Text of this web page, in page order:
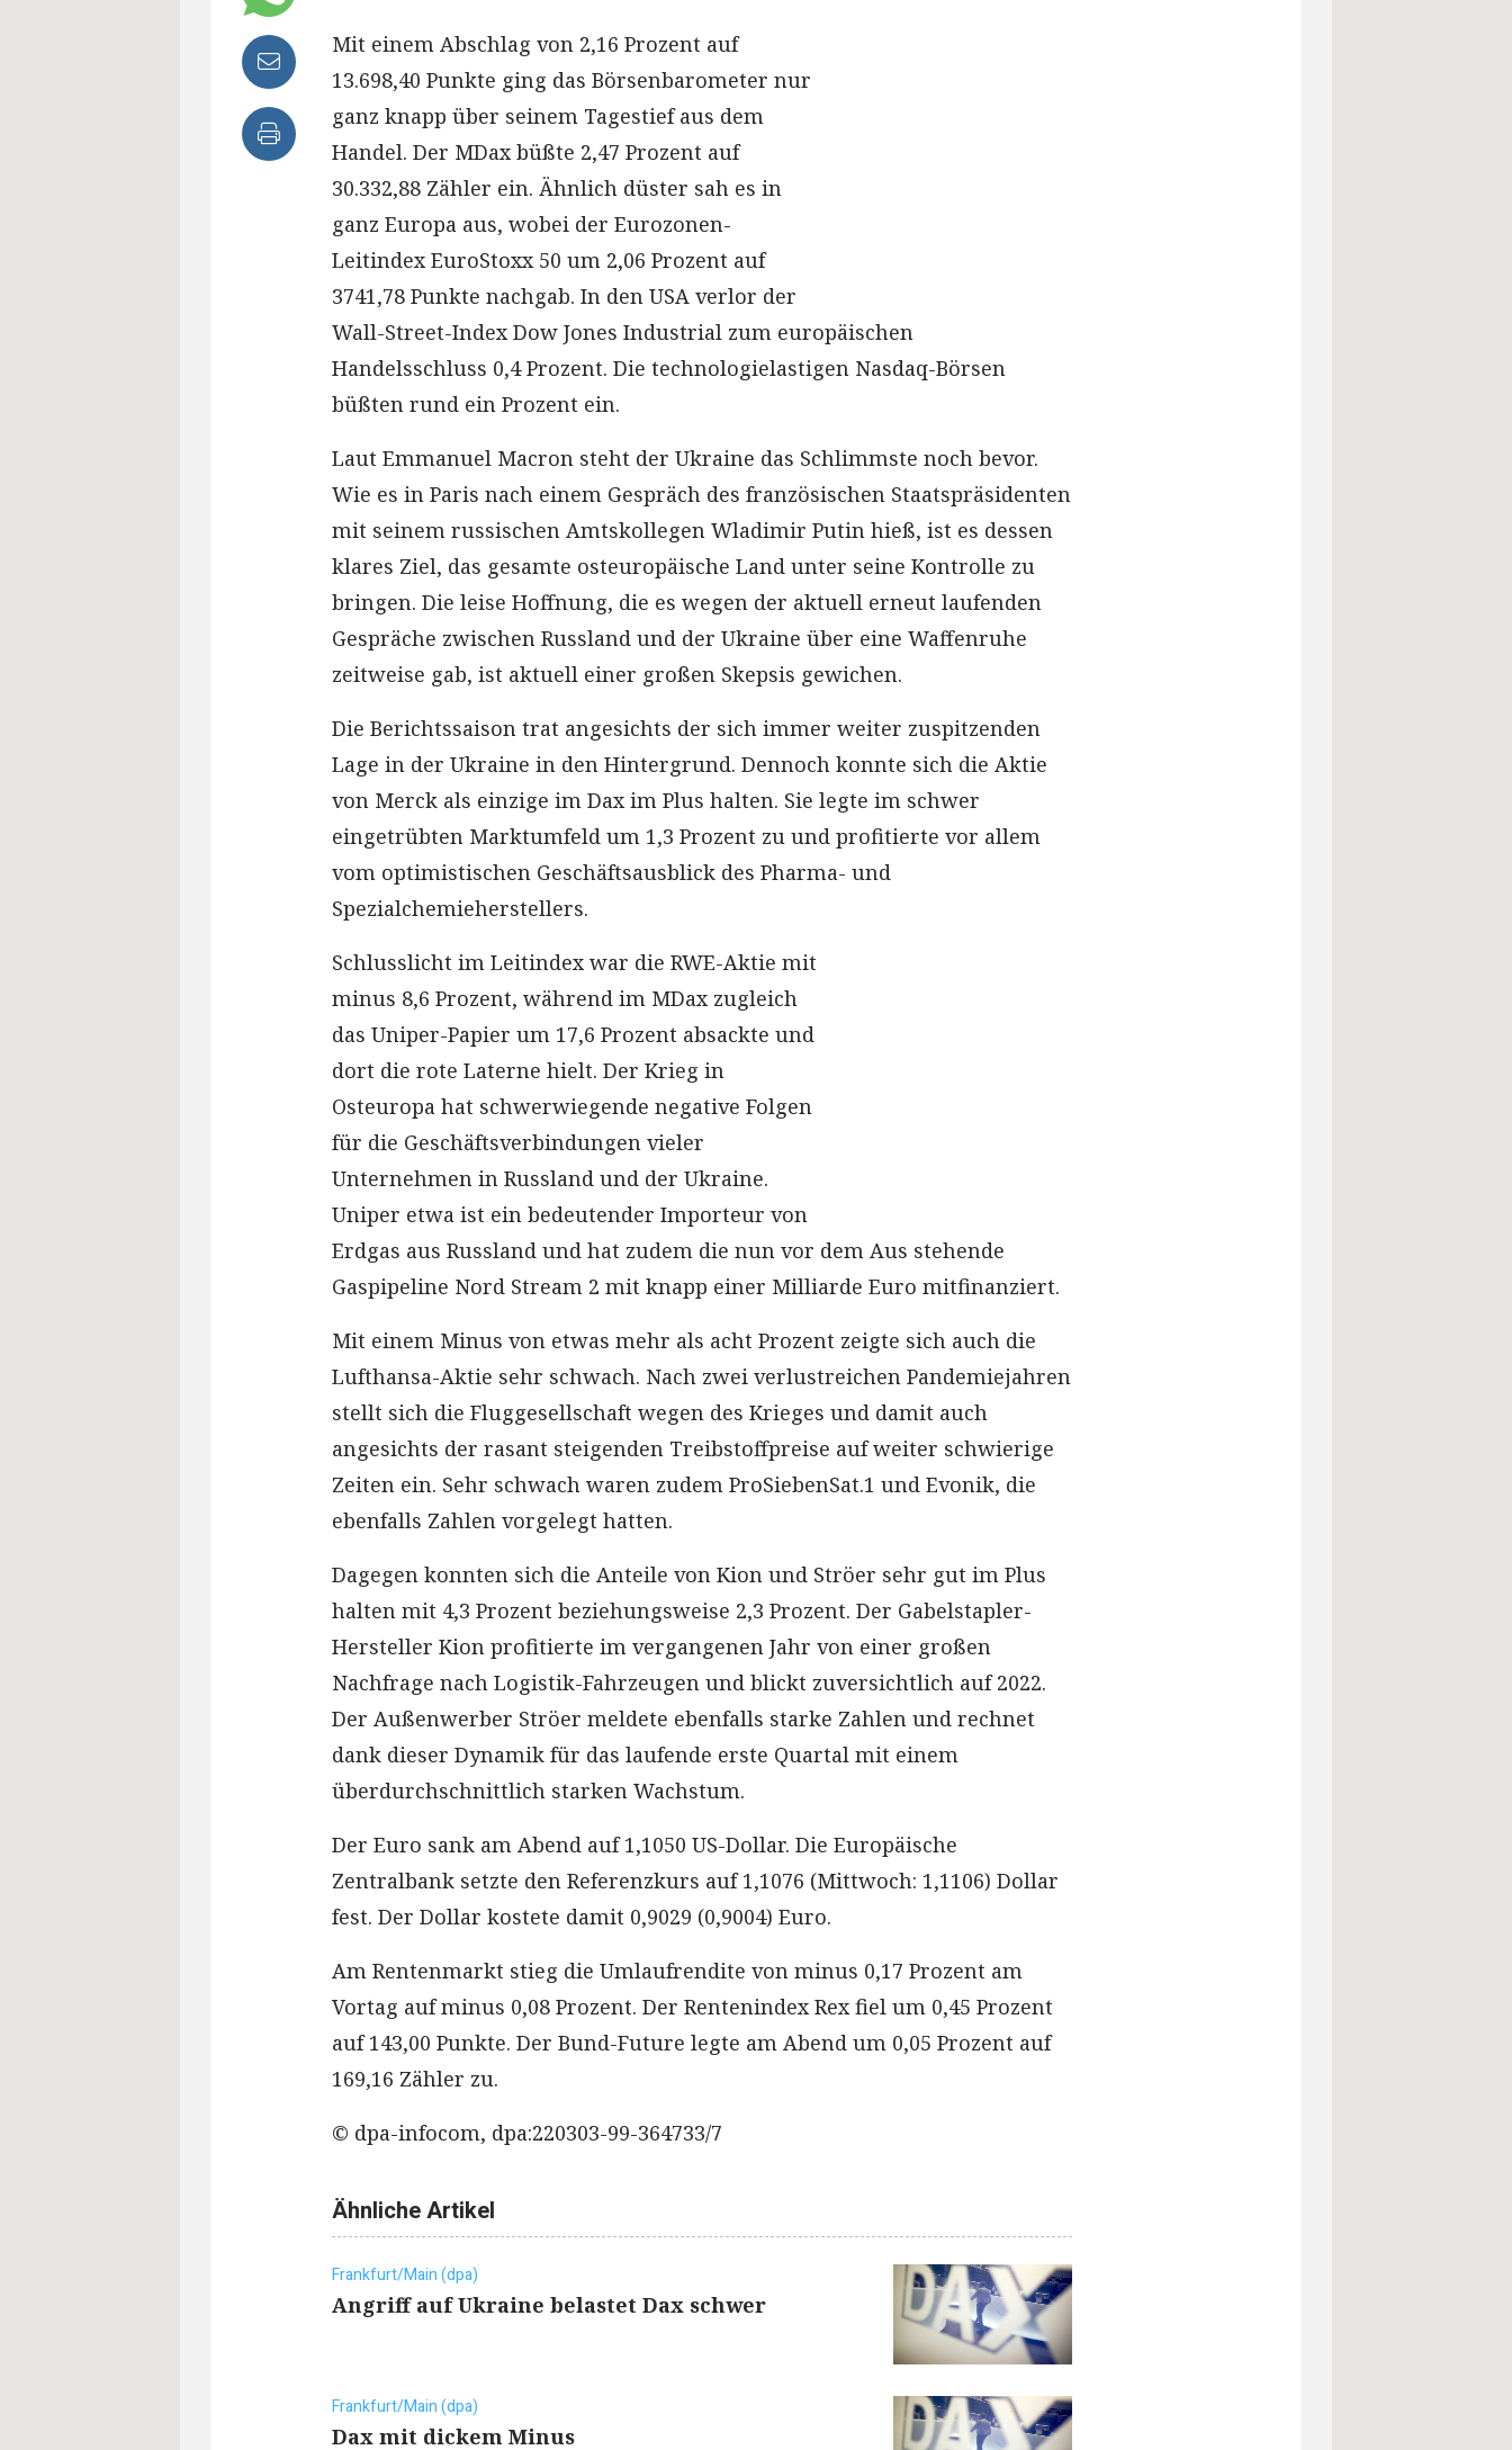
Mit einem Abschlag von 2,16 Prozent auf
13.698,40 Punkte ging das Börsenbarometer nur
ganz knapp über seinem Tagestief aus dem
Handel. Der MDax büßte 2,47 Prozent auf
30.332,88 Zähler ein. Ähnlich düster sah es in
ganz Europa aus, wobei der Eurozonen-
Leitindex EuroStoxx 50 um 2,06 Prozent auf
3741,78 Punkte nachgab. In den USA verlor der
Wall-Street-Index Dow Jones Industrial zum europäischen
Handelsschluss 0,4 Prozent. Die technologielastigen Nasdaq-Börsen
büßten rund ein Prozent ein.
Laut Emmanuel Macron steht der Ukraine das Schlimmste noch bevor.
Wie es in Paris nach einem Gespräch des französischen Staatspräsidenten
mit seinem russischen Amtskollegen Wladimir Putin hieß, ist es dessen
klares Ziel, das gesamte osteuropäische Land unter seine Kontrolle zu
bringen. Die leise Hoffnung, die es wegen der aktuell erneut laufenden
Gespräche zwischen Russland und der Ukraine über eine Waffenruhe
zeitweise gab, ist aktuell einer großen Skepsis gewichen.
Die Berichtssaison trat angesichts der sich immer weiter zuspitzenden
Lage in der Ukraine in den Hintergrund. Dennoch konnte sich die Aktie
von Merck als einzige im Dax im Plus halten. Sie legte im schwer
eingetrübten Marktumfeld um 1,3 Prozent zu und profitierte vor allem
vom optimistischen Geschäftsausblick des Pharma- und
Spezialchemieherstellers.
Schlusslicht im Leitindex war die RWE-Aktie mit
minus 8,6 Prozent, während im MDax zugleich
das Uniper-Papier um 17,6 Prozent absackte und
dort die rote Laterne hielt. Der Krieg in
Osteuropa hat schwerwiegende negative Folgen
für die Geschäftsverbindungen vieler
Unternehmen in Russland und der Ukraine.
Uniper etwa ist ein bedeutender Importeur von
Erdgas aus Russland und hat zudem die nun vor dem Aus stehende
Gaspipeline Nord Stream 2 mit knapp einer Milliarde Euro mitfinanziert.
Mit einem Minus von etwas mehr als acht Prozent zeigte sich auch die
Lufthansa-Aktie sehr schwach. Nach zwei verlustreichen Pandemiejahren
stellt sich die Fluggesellschaft wegen des Krieges und damit auch
angesichts der rasant steigenden Treibstoffpreise auf weiter schwierige
Zeiten ein. Sehr schwach waren zudem ProSiebenSat.1 und Evonik, die
ebenfalls Zahlen vorgelegt hatten.
Dagegen konnten sich die Anteile von Kion und Ströer sehr gut im Plus
halten mit 4,3 Prozent beziehungsweise 2,3 Prozent. Der Gabelstapler-
Hersteller Kion profitierte im vergangenen Jahr von einer großen
Nachfrage nach Logistik-Fahrzeugen und blickt zuversichtlich auf 2022.
Der Außenwerber Ströer meldete ebenfalls starke Zahlen und rechnet
dank dieser Dynamik für das laufende erste Quartal mit einem
überdurchschnittlich starken Wachstum.
Der Euro sank am Abend auf 1,1050 US-Dollar. Die Europäische
Zentralbank setzte den Referenzkurs auf 1,1076 (Mittwoch: 1,1106) Dollar
fest. Der Dollar kostete damit 0,9029 (0,9004) Euro.
Am Rentenmarkt stieg die Umlaufrendite von minus 0,17 Prozent am
Vortag auf minus 0,08 Prozent. Der Rentenindex Rex fiel um 0,45 Prozent
auf 143,00 Punkte. Der Bund-Future legte am Abend um 0,05 Prozent auf
169,16 Zähler zu.
© dpa-infocom, dpa:220303-99-364733/7
Ähnliche Artikel
Frankfurt/Main (dpa)
Angriff auf Ukraine belastet Dax schwer
Frankfurt/Main (dpa)
Dax mit dickem Minus